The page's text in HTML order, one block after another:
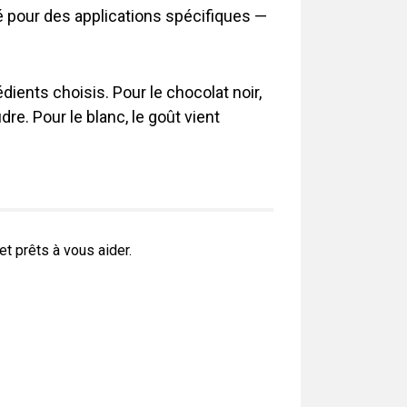
pour des applications spécifiques —
choisis. Pour le chocolat noir,
Pour le blanc, le goût vient
prêts à vous aider.